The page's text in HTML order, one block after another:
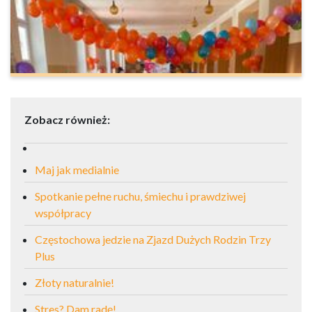
Zobacz również:
Maj jak medialnie
Spotkanie pełne ruchu, śmiechu i prawdziwej
współpracy
Częstochowa jedzie na Zjazd Dużych Rodzin Trzy
Plus
Złoty naturalnie!
Stres? Dam radę!